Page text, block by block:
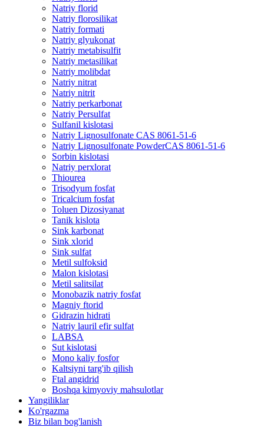
Natriy florid
Natriy florosilikat
Natriy formati
Natriy glyukonat
Natriy metabisulfit
Natriy metasilikat
Natriy molibdat
Natriy nitrat
Natriy nitrit
Natriy perkarbonat
Natriy Persulfat
Sulfanil kislotasi
Natriy Lignosulfonate CAS 8061-51-6
Natriy Lignosulfonate PowderCAS 8061-51-6
Sorbin kislotasi
Natriy perxlorat
Thiourea
Trisodyum fosfat
Tricalcium fosfat
Toluen Dizosiyanat
Tanik kislota
Sink karbonat
Sink xlorid
Sink sulfat
Metil sulfoksid
Malon kislotasi
Metil salitsilat
Monobazik natriy fosfat
Magniy ftorid
Gidrazin hidrati
Natriy lauril efir sulfat
LABSA
Sut kislotasi
Mono kaliy fosfor
Kaltsiyni targ'ib qilish
Ftal angidrid
Boshqa kimyoviy mahsulotlar
Yangiliklar
Ko'rgazma
Biz bilan bog'lanish